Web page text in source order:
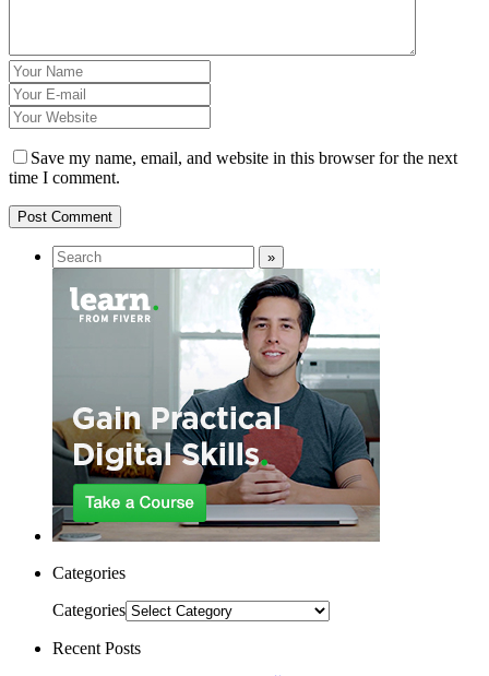
Save my name, email, and website in this browser for the next
time I comment.
Categories
Categories
Recent Posts